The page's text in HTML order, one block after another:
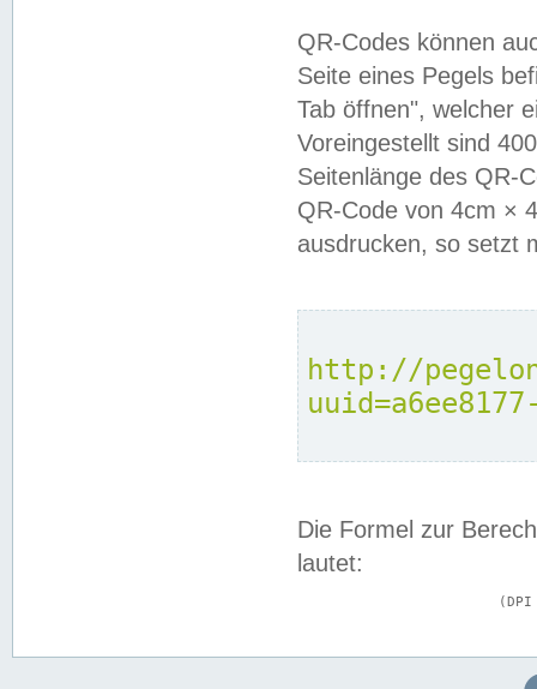
QR-Codes können
Seite eines Pegels
Tab öffnen", welcher
Voreingestellt sind
Seitenlänge des QR-
QR-Code von 4cm ×
ausdrucken, so setzt
http://
Die Formel zur
lautet: